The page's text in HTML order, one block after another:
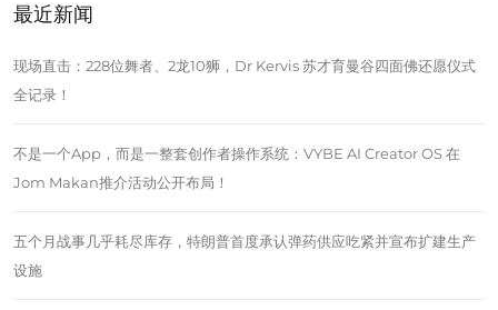
最近新闻
现场直击：228位舞者、2龙10狮，Dr Kervis 苏才育曼谷四面佛还愿仪式
全记录！
不是一个App，而是一整套创作者操作系统：VYBE AI Creator OS 在
Jom Makan推介活动公开布局！
五个月战事几乎耗尽库存，特朗普首度承认弹药供应吃紧并宣布扩建生产
设施